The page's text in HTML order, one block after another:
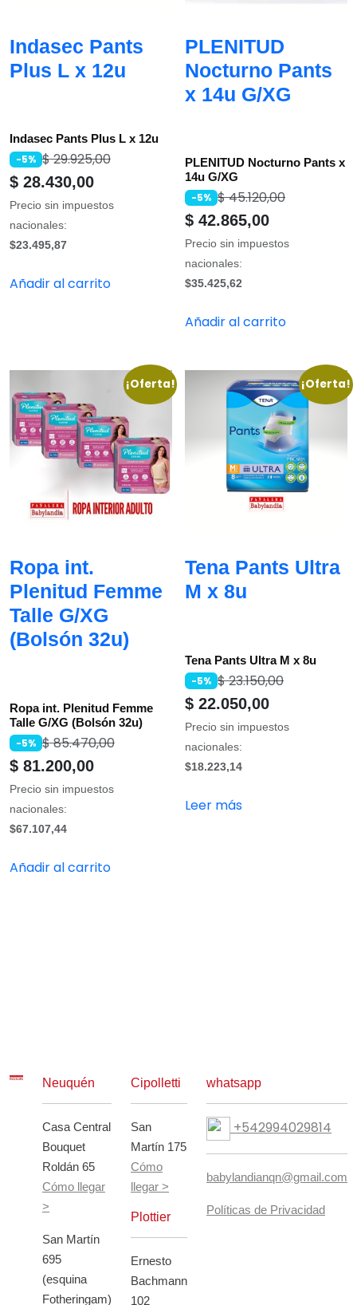
Indasec Pants
Plus L x 12u
Indasec Pants Plus L x 12u
-5% $29.925,00
$ 28.430,00
Precio sin impuestos
nacionales:
$23.495,87
Añadir al carrito
PLENITUD
Nocturno Pants
x 14u G/XG
PLENITUD Nocturno Pants x
14u G/XG
-5% $45.120,00
$ 42.865,00
Precio sin impuestos
nacionales:
$35.425,62
Añadir al carrito
¡Oferta!
Ropa int.
Plenitud Femme
Talle G/XG
(Bolsón 32u)
Ropa int. Plenitud Femme
Talle G/XG (Bolsón 32u)
-5% $85.470,00
$ 81.200,00
Precio sin impuestos
nacionales:
$67.107,44
Añadir al carrito
¡Oferta!
Tena Pants Ultra
M x 8u
Tena Pants Ultra M x 8u
-5% $23.150,00
$ 22.050,00
Precio sin impuestos
nacionales:
$18.223,14
Leer más
Neuquén
Casa Central
Bouquet
Roldán 65
Cómo llegar
>
San Martín
695
(esquina
Fotheringam)
Cipolletti
San
Martín 175
Cómo
llegar >
Plottier
Ernesto
Bachmann
102
whatsapp
+542994029814
babylandianqn@gmail.com
Políticas de Privacidad